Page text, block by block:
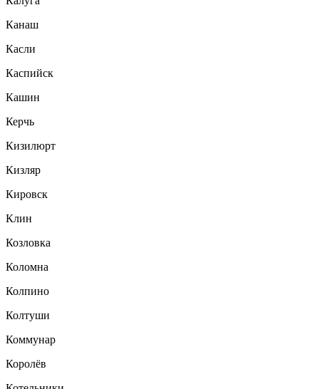
Канаш
Касли
Каспийск
Кашин
Керчь
Кизилюрт
Кизляр
Кировск
Клин
Козловка
Коломна
Колпино
Колтуши
Коммунар
Королёв